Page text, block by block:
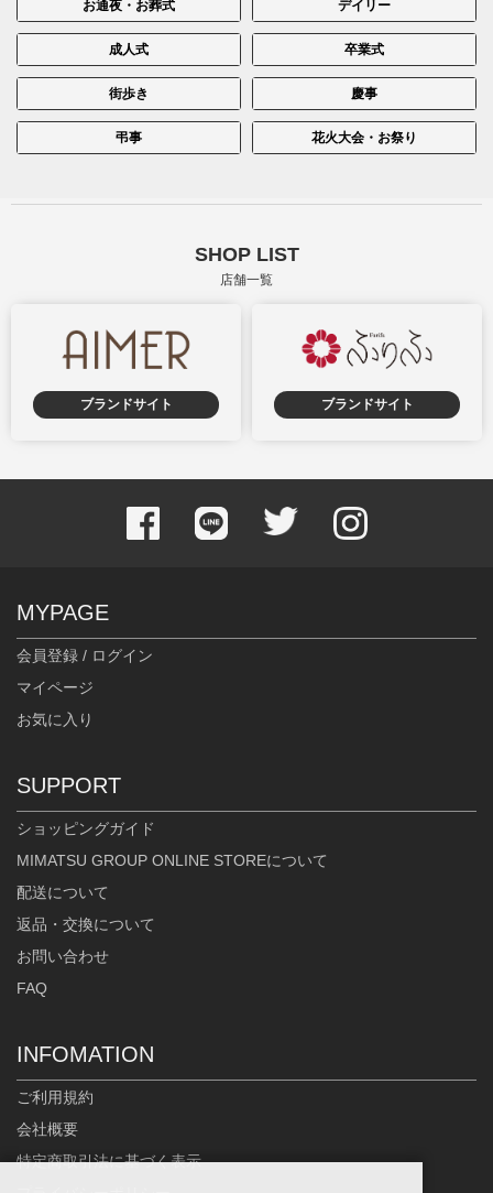
お通夜・お葬式 デイリー
成人式 卒業式
街歩き 慶事
弔事 花火大会・お祭り
SHOP LIST
店舗一覧
ブランドサイト ブランドサイト
MYPAGE
会員登録 / ログイン
マイページ
お気に入り
SUPPORT
ショッピングガイド
MIMATSU GROUP ONLINE STOREについて
配送について
返品・交換について
お問い合わせ
FAQ
INFOMATION
ご利用規約
会社概要
特定商取引法に基づく表示